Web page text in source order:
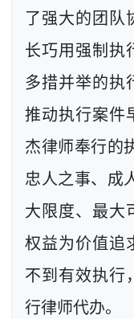
了强大的团队
长巧用强制执
多措并举的执
推动执行案件
杰律师奉行的
忠人之事、成
大限度、最大
权益为价值追
不到有效执行
行律师代办。